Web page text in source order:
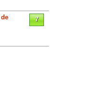
7